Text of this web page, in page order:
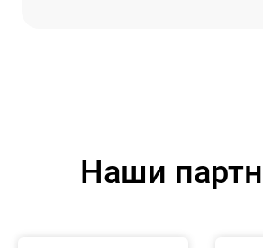
Наши